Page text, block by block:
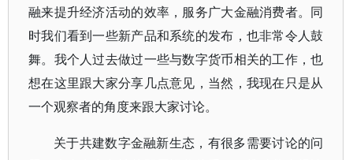
融来提升经济活动的效率，服务广大金融消费者。同
时我们看到一些新产品和系统的发布，也非常令人鼓
舞。我个人过去做过一些与数字货币相关的工作，也
想在这里跟大家分享几点意见，当然，我现在只是从
一个观察者的角度来跟大家讨论。
关于共建数字金融新生态，有很多需要讨论的问